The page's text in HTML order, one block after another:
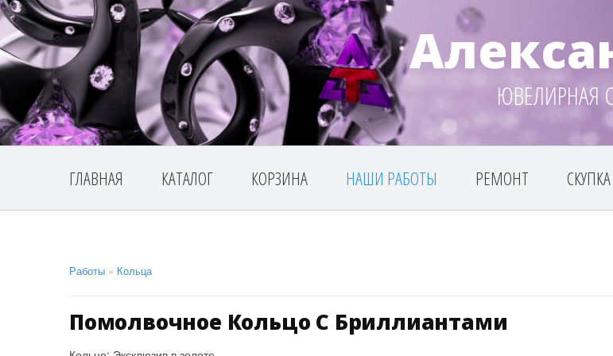
ЮВЕЛИРНАЯ
ГЛАВНАЯ КАТАЛОГ КОРЗИНА НАШИ РАБОТЫ РЕМОНТ СКУПКА
Работы » Кольца
Помолвочное Кольцо С Бриллиантами